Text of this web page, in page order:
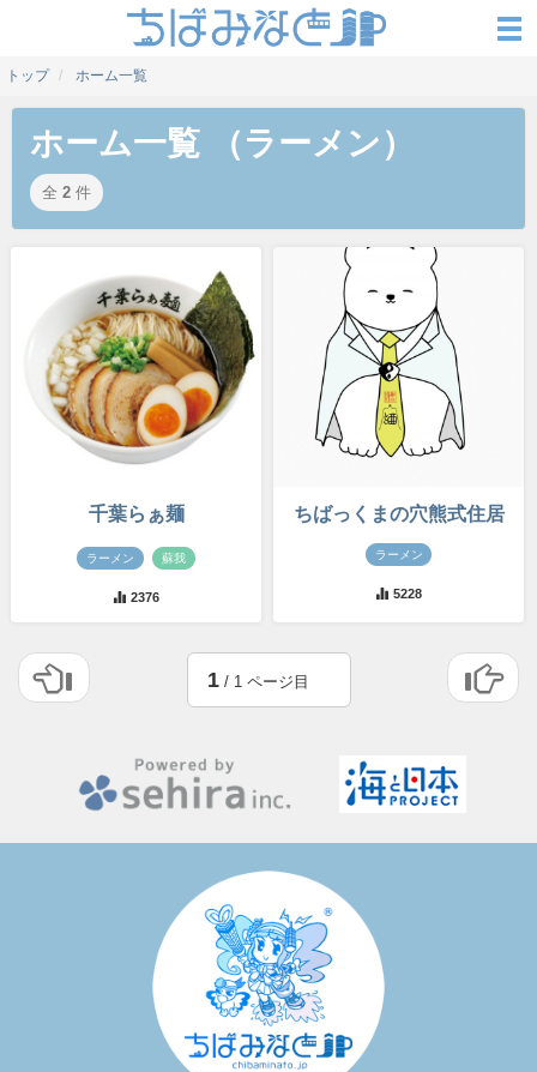
トップ ホーム一覧
ホーム一覧 （ラーメン）
全 2 件
千葉らぁ麺
ラーメン 蘇我
2376
ちばっくまの穴熊式住居
ラーメン
5228
1/ 1 ページ目